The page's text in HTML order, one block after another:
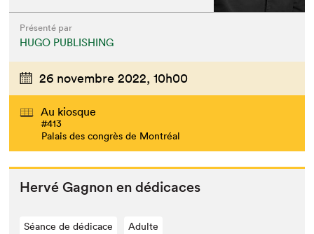
Présenté par
HUGO PUBLISHING
26 novembre 2022, 10h00
Au kiosque
#413
Palais des congrès de Montréal
Hervé Gagnon en dédicaces
Séance de dédicace Adulte